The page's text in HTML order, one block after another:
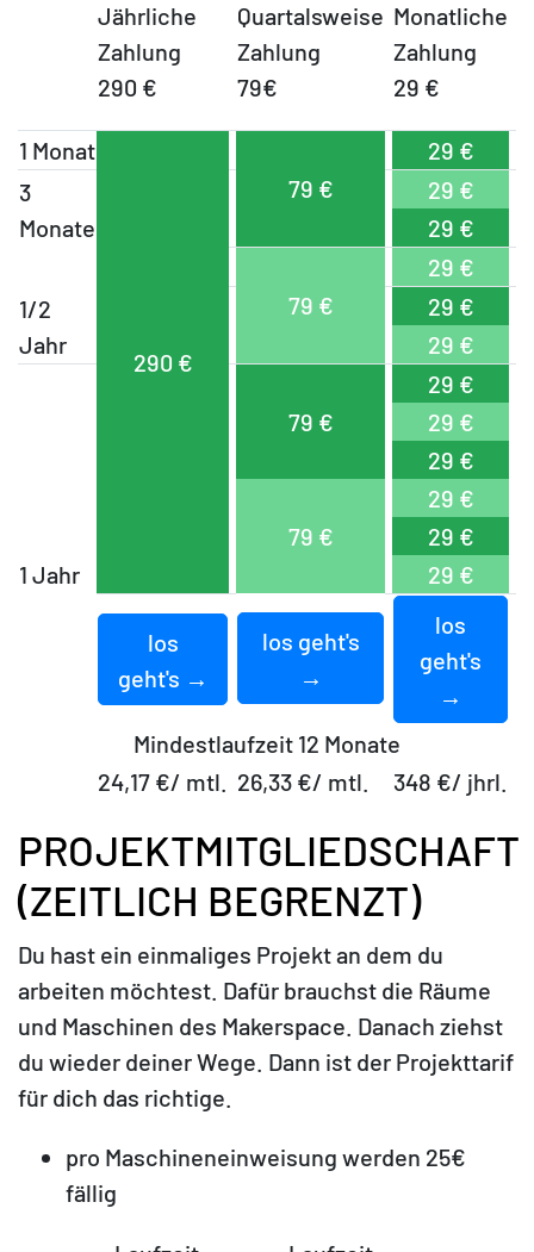
Jährliche
Zahlung
290 €
Quartalsweise
Zahlung
79€
Monatliche
Zahlung
29 €
1 Monat
290 €
79 €
29 €
3
Monate
29 €
29 €
1/2
Jahr
79 €
29 €
29 €
29 €
1 Jahr
79 €
29 €
29 €
29 €
79 €
29 €
29 €
29 €
los
geht's →
los geht's
→
los
geht's
→
Mindestlaufzeit 12 Monate
24,17 €/ mtl.
26,33 €/ mtl. 348 €/ jhrl.
PROJEKTMITGLIEDSCHAFT
(ZEITLICH BEGRENZT)
Du hast ein einmaliges Projekt an dem du
arbeiten möchtest. Dafür brauchst die Räume
und Maschinen des Makerspace. Danach ziehst
du wieder deiner Wege. Dann ist der Projekttarif
für dich das richtige.
pro Maschineneinweisung werden 25€
fällig